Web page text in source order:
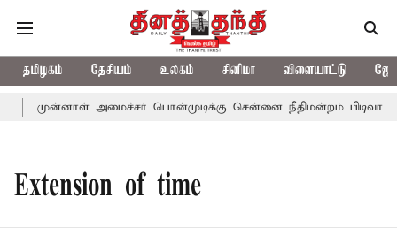
தமிழகம் தேசியம் உலகம் சினிமா விளையாட்டு
முன்னாள் அமைச்சர் பொன்முடிக்கு சென்னை நீதிமன்றம்
Extension of time